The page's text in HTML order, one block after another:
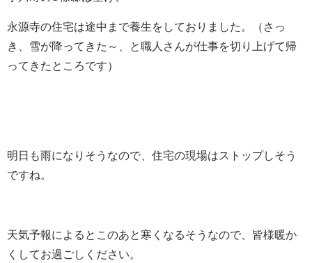
永源寺の住宅は途中まで養生をしておりました。（さっ
き、雪が降ってきた～、と職人さんが仕事を切り上げて帰
ってきたところです）
明日も雨になりそうなので、住宅の現場はストップしそう
ですね。
天気予報によるとこのあと寒くなるそうなので、皆様暖か
くしてお過ごしください。